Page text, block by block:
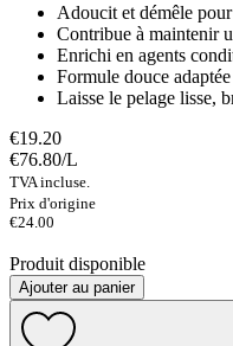
Adoucit et démêle
Contribue à maintenir
Enrichi en agents
Formule douce
Laisse le pelage lisse,
€19.20
€76.80/L
TVA incluse.
Prix ​​d'origine
€24.00
Produit disponible
Ajouter au panier